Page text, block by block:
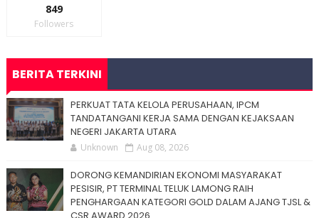
849
Followers
BERITA TERKINI
PERKUAT TATA KELOLA PERUSAHAAN, IPCM
TANDATANGANI KERJA SAMA DENGAN KEJAKSAAN
NEGERI JAKARTA UTARA
Unknown Aug 08, 2026
DORONG KEMANDIRIAN EKONOMI MASYARAKAT
PESISIR, PT TERMINAL TELUK LAMONG RAIH
PENGHARGAAN KATEGORI GOLD DALAM AJANG TJSL &